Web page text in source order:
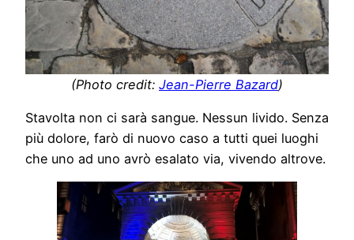
(Photo credit: Jean-Pierre Bazard)
Stavolta non ci sarà sangue. Nessun livido. Senza
più dolore, farò di nuovo caso a tutti quei luoghi
che uno ad uno avrò esalato via, vivendo altrove.